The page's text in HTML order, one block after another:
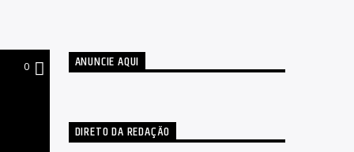
0 ANUNCIE AQUI
DIRETO DA REDAÇÃO